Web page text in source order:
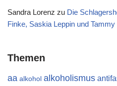
Sandra Lorenz zu Die
Finke, Saskia Leppin und Tammy
Themen
aa alkohol alkoholismus